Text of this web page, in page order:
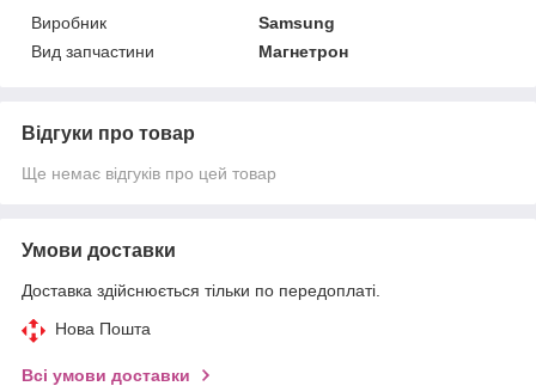
Виробник
Samsung
Вид запчастини
Магнетрон
Відгуки про товар
Ще немає відгуків про цей товар
Умови доставки
Доставка здійснюється тільки по передоплаті.
Нова Пошта
Всі умови доставки